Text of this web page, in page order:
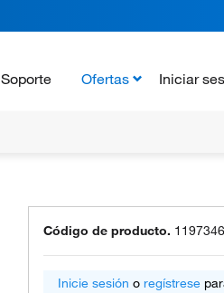
Soporte Ofertas Iniciar
Código de producto.
Inicie sesión o regístrese